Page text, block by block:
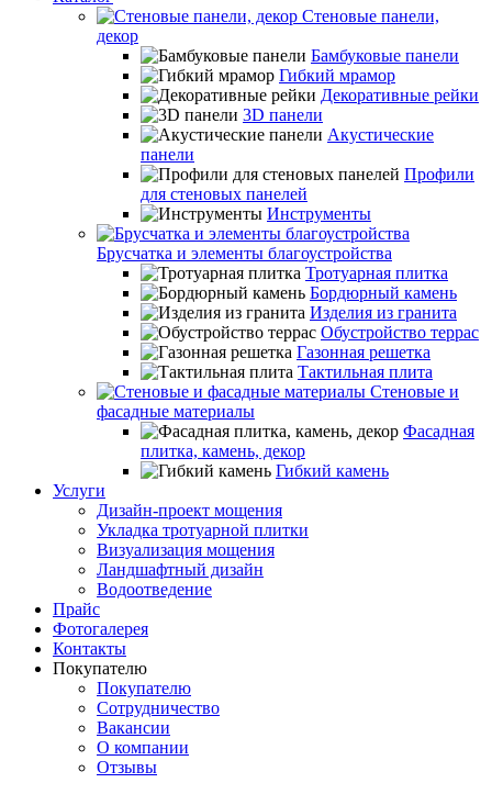
Стеновые панели,
декор
Бамбуковые панели
Гибкий мрамор
Декоративные рейки
3D панели
Акустические
панели
Профили
для стеновых панелей
Инструменты
Брусчатка и элементы благоустройства
Тротуарная плитка
Бордюрный камень
Изделия из гранита
Обустройство террас
Газонная решетка
Тактильная плита
Стеновые и
фасадные материалы
Фасадная
плитка, камень, декор
Гибкий камень
Услуги
Дизайн-проект мощения
Укладка тротуарной плитки
Визуализация мощения
Ландшафтный дизайн
Водоотведение
Прайс
Фотогалерея
Контакты
Покупателю
Покупателю
Сотрудничество
Вакансии
О компании
Отзывы